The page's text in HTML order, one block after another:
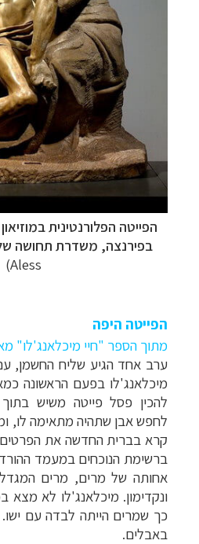
הפייטה הפלורנטינית
בפירנצה, משדרת תחושה
Aless
)
הפייטה היפה
מתוך הספר "חיי מיכלאנג'לו"
ערב אחד הגיע שליח החשמן,
מיכלאנג'לו בפעם הראשונה
להכין פסל פייטה משיש
לחפש אבן שתהיה מתאימה לו,
קרא בברית החדשה את
ברשימת הנוכחים במעמד
אחותה של מרים, מרים
ונקדימון. מיכלאנג'לו לא
כך שמרים הייתה לבדה עם
באבלים.